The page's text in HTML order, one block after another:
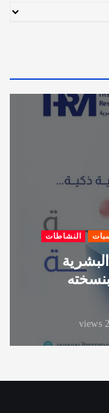
النشاطات
ملتقى فرص العمل Job Gate بنسخته